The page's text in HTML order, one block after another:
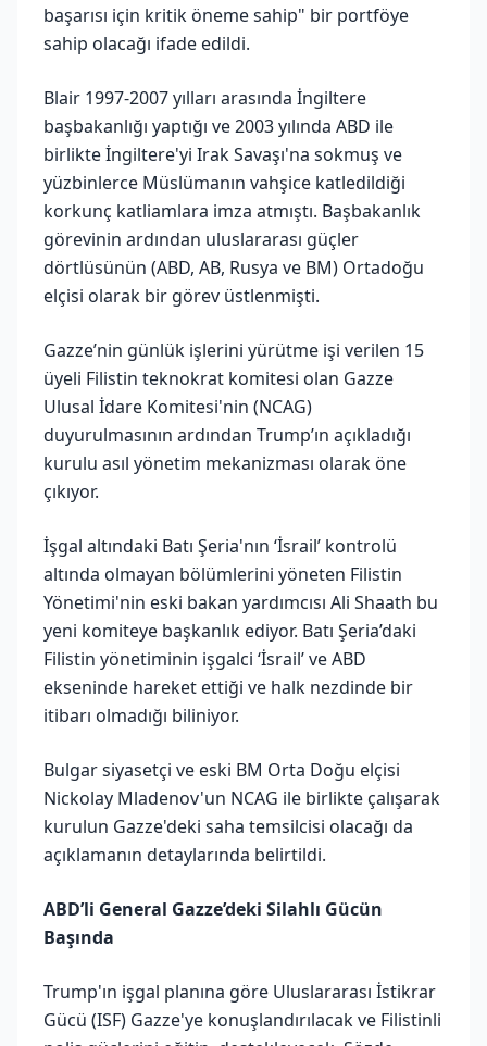
başarısı için kritik öneme sahip" bir portföye
sahip olacağı ifade edildi.
Blair 1997-2007 yılları arasında İngiltere
başbakanlığı yaptığı ve 2003 yılında ABD ile
birlikte İngiltere'yi Irak Savaşı'na sokmuş ve
yüzbinlerce Müslümanın vahşice katledildiği
korkunç katliamlara imza atmıştı. Başbakanlık
görevinin ardından uluslararası güçler
dörtlüsünün (ABD, AB, Rusya ve BM) Ortadoğu
elçisi olarak bir görev üstlenmişti.
Gazze’nin günlük işlerini yürütme işi verilen 15
üyeli Filistin teknokrat komitesi olan Gazze
Ulusal İdare Komitesi'nin (NCAG)
duyurulmasının ardından Trump’ın açıkladığı
kurulu asıl yönetim mekanizması olarak öne
çıkıyor.
İşgal altındaki Batı Şeria'nın ‘İsrail’ kontrolü
altında olmayan bölümlerini yöneten Filistin
Yönetimi'nin eski bakan yardımcısı Ali Shaath bu
yeni komiteye başkanlık ediyor. Batı Şeria’daki
Filistin yönetiminin işgalci ‘İsrail’ ve ABD
ekseninde hareket ettiği ve halk nezdinde bir
itibarı olmadığı biliniyor.
Bulgar siyasetçi ve eski BM Orta Doğu elçisi
Nickolay Mladenov'un NCAG ile birlikte çalışarak
kurulun Gazze'deki saha temsilcisi olacağı da
açıklamanın detaylarında belirtildi.
ABD’li General Gazze’deki Silahlı Gücün
Başında
Trump'ın işgal planına göre Uluslararası İstikrar
Gücü (ISF) Gazze'ye konuşlandırılacak ve Filistinli